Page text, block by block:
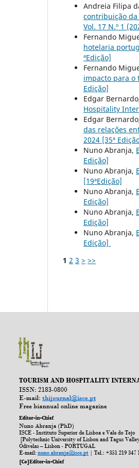
Andreia Filipa
contribuição
Vol. 17 N.º 1
Fernando
hotelaria
ªEdição]
Fernando
impacto para o
Edição]
Edgar
Hospitality
Edgar
das relações
2024 [35ª
Nuno Abranja,
Edição]
Nuno Abranja,
[19ªEdição]
Nuno Abranja,
Edição]
Nuno Abranja,
Edição]
Nuno Abranja,
Edição]
1 2 3 > >>